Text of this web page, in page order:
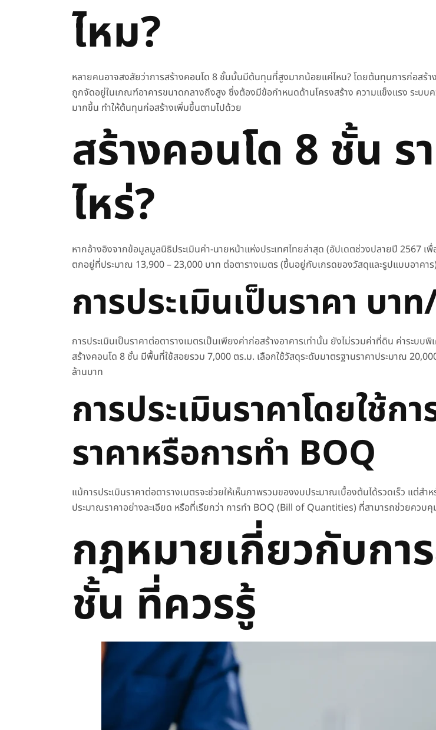
ไหม?
หลายคนอาจสงสัยว่าการสร้างคอนโด 8 ชั้นนั้นมีต้นทุนที่สูงมากน้อยแค่ไหน? โดยต้นทุนการก่อสร้า
ถูกจัดอยู่ในเกณฑ์อาคารขนาดกลางถึงสูง ซึ่งต้องมีข้อกำหนดด้านโครงสร้าง ความแข็งแรง ระบ
มากขึ้น ทำให้ต้นทุนก่อสร้างเพิ่มขึ้นตามไปด้วย
สร้างคอนโด 8 ชั้น ร
ไหร่?
หากอ้างอิงจากข้อมูลมูลนิธิประเมินค่า-นายหน้าแห่งประเทศไทยล่าสุด (อัปเดตช่วงปลายปี 2567
ตกอยู่ที่ประมาณ 13,900 – 23,000 บาท ต่อตารางเมตร (ขึ้นอยู่กับเกรดของวัสดุและรูปแบบอาคาร
การประเมินเป็นราคา บา
การประเมินเป็นราคาต่อตารางเมตรเป็นเพียงค่าก่อสร้างอาคารเท่านั้น ยังไม่รวมค่าที่ดิน ค่าระ
สร้างคอนโด 8 ชั้น มีพื้นที่ใช้สอยรวม 7,000 ตร.ม. เลือกใช้วัสดุระดับมาตรฐานราคาประมาณ
ล้านบาท
การประเมินราคาโดยใช้
ราคาหรือการทำ BOQ
แม้การประเมินราคาต่อตารางเมตรจะช่วยให้เห็นภาพรวมของงบประมาณเบื้องต้นได้รวดเร็ว แต่ส
ประมาณราคาอย่างละเอียด หรือที่เรียกว่า การทำ BOQ (Bill of Quantities) ที่สามารถช่วยควบ
กฎหมายเกี่ยวกับกา
ชั้น ที่ควรรู้